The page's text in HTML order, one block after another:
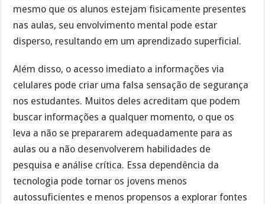
mesmo que os alunos estejam fisicamente presentes
nas aulas, seu envolvimento mental pode estar
disperso, resultando em um aprendizado superficial.
Além disso, o acesso imediato a informações via
celulares pode criar uma falsa sensação de segurança
nos estudantes. Muitos deles acreditam que podem
buscar informações a qualquer momento, o que os
leva a não se prepararem adequadamente para as
aulas ou a não desenvolverem habilidades de
pesquisa e análise crítica. Essa dependência da
tecnologia pode tornar os jovens menos
autossuficientes e menos propensos a explorar fontes